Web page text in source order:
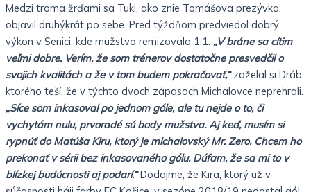
Medzi troma žrďami sa Tuki, ako znie Tomášova prezývka,
objavil druhýkrát po sebe. Pred týždňom predviedol dobrý
výkon v Senici, kde mužstvo remizovalo 1:1. „V bráne sa cítim
veľmi dobre. Verím, že som trénerov dostatočne presvedčil o
svojich kvalitách a že v tom budem pokračovať,“zaželal si Dráb,
ktorého teší, že v týchto dvoch zápasoch Michalovce neprehrali.
„Síce som inkasoval po jednom góle, ale tu nejde o to, či
vychytám nulu, prvoradé sú body mužstva. Aj keď, musím si
rypnúť do Matúša Kiru, ktorý je michalovský Mr. Zero. Chcem ho
prekonať v sérii bez inkasovaného gólu. Dúfam, že sa mi to v
blízkej budúcnosti aj podarí.“Dodajme, že Kira, ktorý už v